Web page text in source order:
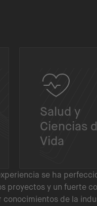
Salud y
Ciencias
Vida
se ha
proyectos y un fuerte
conocimientos de la